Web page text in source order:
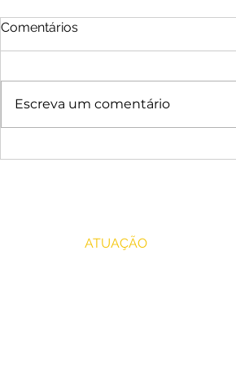
Comentários
Escreva um comentário
ATUAÇÃO